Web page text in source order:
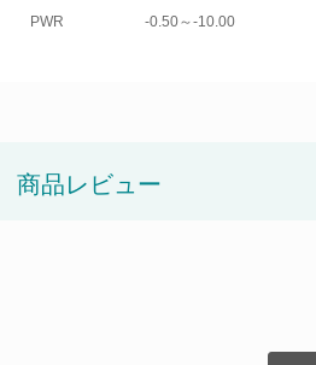
PWR -0.50～-10.00
商品レビュー